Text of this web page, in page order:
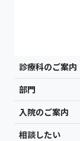
診療科のご案内
部門
入院のご案内
相談したい